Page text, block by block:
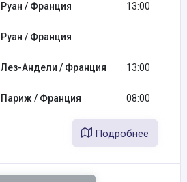
Руан / Франция 13:00
Руан / Франция
Лез-Андели / Франция 13:00
Париж / Франция 08:00
Подробнее